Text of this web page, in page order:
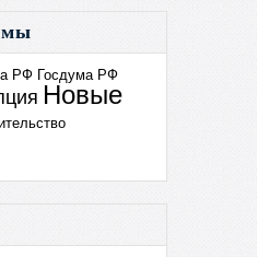
РФ Госдума РФ
Новые